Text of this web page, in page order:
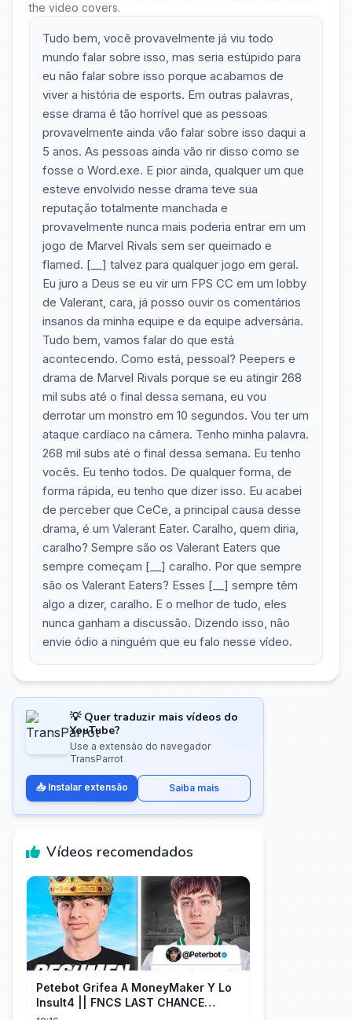
the video covers.
Tudo bem, você provavelmente já viu todo
mundo falar sobre isso, mas seria estúpido para
eu não falar sobre isso porque acabamos de
viver a história de esports. Em outras palavras,
esse drama é tão horrível que as pessoas
provavelmente ainda vão falar sobre isso daqui a
5 anos. As pessoas ainda vão rir disso como se
fosse o Word.exe. E pior ainda, qualquer um que
esteve envolvido nesse drama teve sua
reputação totalmente manchada e
provavelmente nunca mais poderia entrar em um
jogo de Marvel Rivals sem ser queimado e
flamed. [__] talvez para qualquer jogo em geral.
Eu juro a Deus se eu vir um FPS CC em um lobby
de Valerant, cara, já posso ouvir os comentários
insanos da minha equipe e da equipe adversária.
Tudo bem, vamos falar do que está
acontecendo. Como está, pessoal? Peepers e
drama de Marvel Rivals porque se eu atingir 268
mil subs até o final dessa semana, eu vou
derrotar um monstro em 10 segundos. Vou ter um
ataque cardíaco na câmera. Tenho minha palavra.
268 mil subs até o final dessa semana. Eu tenho
vocês. Eu tenho todos. De qualquer forma, de
forma rápida, eu tenho que dizer isso. Eu acabei
de perceber que CeCe, a principal causa desse
drama, é um Valerant Eater. Caralho, quem diria,
caralho? Sempre são os Valerant Eaters que
sempre começam [__] caralho. Por que sempre
são os Valerant Eaters? Esses [__] sempre têm
algo a dizer, caralho. E o melhor de tudo, eles
nunca ganham a discussão. Dizendo isso, não
envie ódio a ninguém que eu falo nesse vídeo.
💡 Quer traduzir mais vídeos do
YouTube?
Use a extensão do navegador
TransParrot
📥 Instalar extensão Saiba mais
Vídeos recomendados
Petebot Grifea A MoneyMaker Y Lo
Insult4 || FNCS LAST CHANCE
Resumen